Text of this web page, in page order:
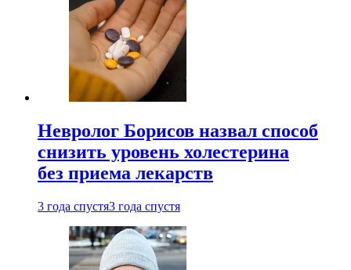
Невролог Борисов назвал способ
снизить уровень холестерина
без приема лекарств
3 года спустя3 года спустя